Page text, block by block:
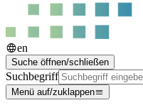
en
Suche öffnen/schließen
Suchbegriff
Menü auf/zuklappen